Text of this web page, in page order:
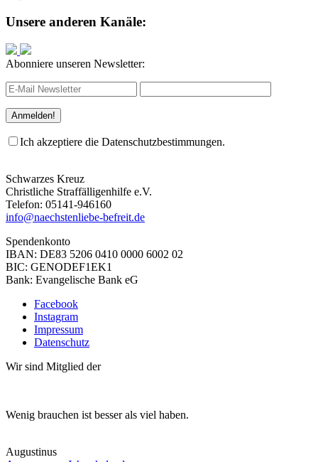
Unsere anderen Kanäle:
Abonniere unseren Newsletter:
Ich akzeptiere die Datenschutzbestimmungen.
Schwarzes Kreuz
Christliche Straffälligenhilfe e.V.
Telefon: 05141-946160
info@naechstenliebe-befreit.de
Spendenkonto
IBAN: DE83 5206 0410 0000 6002 02
BIC: GENODEF1EK1
Bank: Evangelische Bank eG
Facebook
Instagram
Impressum
Datenschutz
Wir sind Mitglied der
Wenig brauchen ist besser als viel haben.
Augustinus